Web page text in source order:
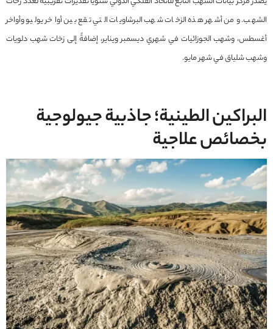
الشهب. ومن أشهر هذه الزخات شهب البرشاويات التي تقع بين أواخر يوليو وأواخر
أغسطس، وشهب الجوزائيات في شهري ديسمبر ويناير، إضافةً إلى زخات شهب دلويات
وشهب شلياق في شهر مايو.
البراكين الطينية؛ جاذبية جيولوجية
بخصائص علاجية